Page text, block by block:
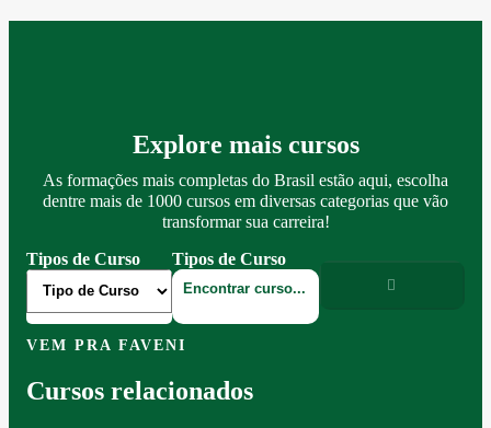
Explore mais cursos
As formações mais completas do Brasil estão aqui, escolha
dentre mais de 1000 cursos em diversas categorias que vão
transformar sua carreira!
Tipos de Curso
Tipos de Curso
VEM PRA FAVENI
Cursos relacionados